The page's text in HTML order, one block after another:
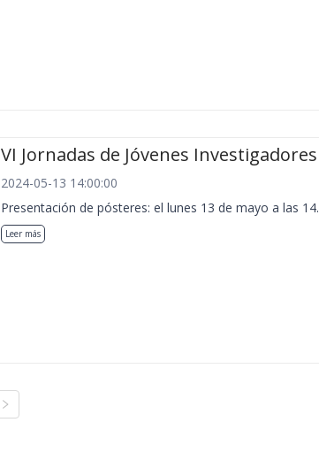
VI Jornadas de Jóvenes Investigadores
2024-05-13 14:00:00
Presentación de pósteres: el lunes 13 de mayo a las 14.
Leer más